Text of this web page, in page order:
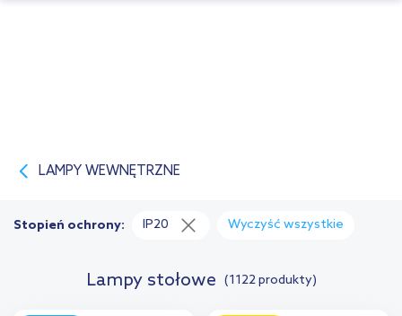
LAMPY WEWNĘTRZNE
Lampy stołowe (1122 produkty)
Stopień ochrony: IP20 Wyczyść wszystkie